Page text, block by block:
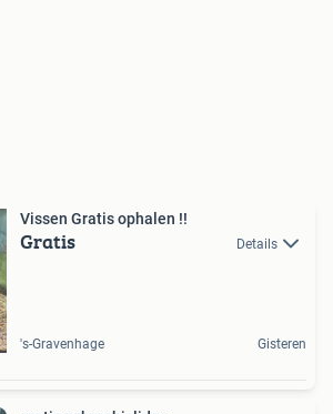
Vissen Gratis ophalen !!
Gratis Details
's-Gravenhage Gisteren